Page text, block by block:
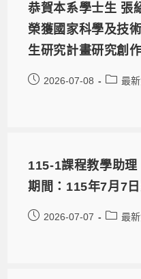
恭賀本系學士生 張
榮獲國家科學及技
生研究計畫研究創
2026-07-08 最
115-1課程教學助
期間：115年7月7
2026-07-07 最